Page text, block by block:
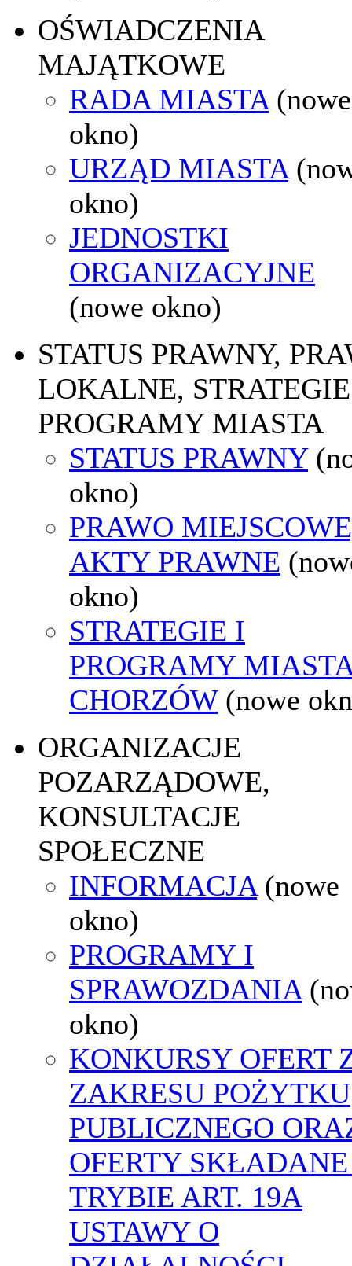
OŚWIADCZENIA
MAJĄTKOWE
RADA MIASTA (nowe
okno)
URZĄD MIASTA
okno)
JEDNOSTKI
ORGANIZACYJNE
(nowe okno)
STATUS PRAWNY,
LOKALNE,
PROGRAMY MIASTA
STATUS PRAWNY
okno)
PRAWO
AKTY PRAWNE
okno)
STRATEGIE I
PROGRAMY
CHORZÓW (nowe
ORGANIZACJE
POZARZĄDOWE,
KONSULTACJE
SPOŁECZNE
INFORMACJA (nowe
okno)
PROGRAMY I
SPRAWOZDANIA
okno)
KONKURSY OFERT
ZAKRESU POŻYTKU
PUBLICZNEGO
OFERTY
TRYBIE ART. 19A
USTAWY O